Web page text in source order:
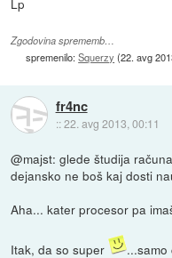
Lp
Zgodovina sprememb…
spremenilo:Squerzy (22. avg
fr4nc
::22. avg 2013, 00:11
@majst: glede študija
dejansko ne boš kaj dosti
Aha... kater procesor pa
Itak, da so super